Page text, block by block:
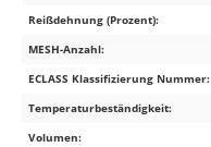
Reißdehnung (Prozent):
MESH-Anzahl:
ECLASS Klassifizierung Nummer:
Temperaturbeständigkeit:
Volumen: